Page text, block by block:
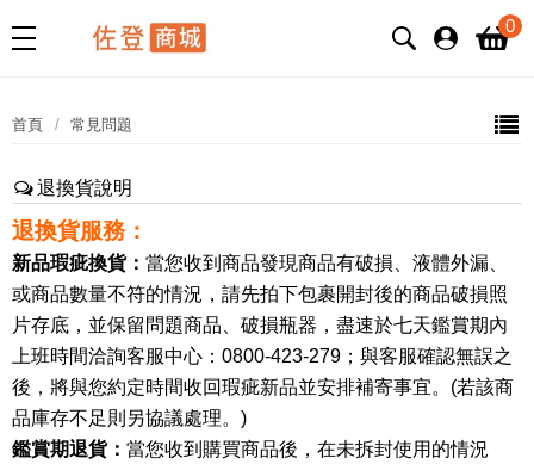
0
首頁 常見問題
退換貨說明
退換貨服務：
新品瑕疵換貨： 當您收到商品發現商品有破損、液體外漏、
或商品數量不符的情況，請先拍下包裹開封後的商品破損照
片存底，並保留問題商品、破損瓶器，盡速於七天鑑賞期內
上班時間洽詢客服中心：0800-423-279；與客服確認無誤之
後，將與您約定時間收回瑕疵新品並安排補寄事宜。(若該商
品庫存不足則另協議處理。)
鑑賞期退貨： 當您收到購買商品後，在未拆封使用的情況